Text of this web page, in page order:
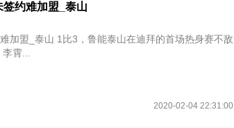
约难加盟_泰山
加盟_泰山 1比3，鲁能泰山在迪拜的首场热身赛不敌
霄...
2020-02-04 22:31:00